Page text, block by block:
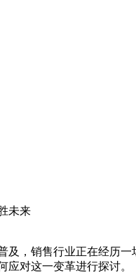
未来
销售行业正在经历一
对这一变革进行探讨。